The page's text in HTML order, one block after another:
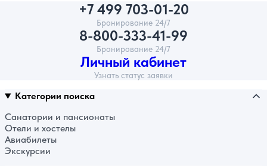
+7 499 703-01-20
Бронирование 24/7
8-800-333-41-99
Бронирование 24/7
Личный кабинет
Узнать статус заявки
Категории поиска
Санатории и пансионаты
Отели и хостелы
Авиабилеты
Экскурсии